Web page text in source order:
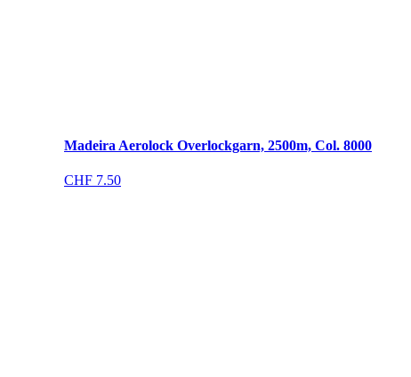
Madeira Aerolock Overlockgarn, 2500m, Col. 8000
CHF 7.50